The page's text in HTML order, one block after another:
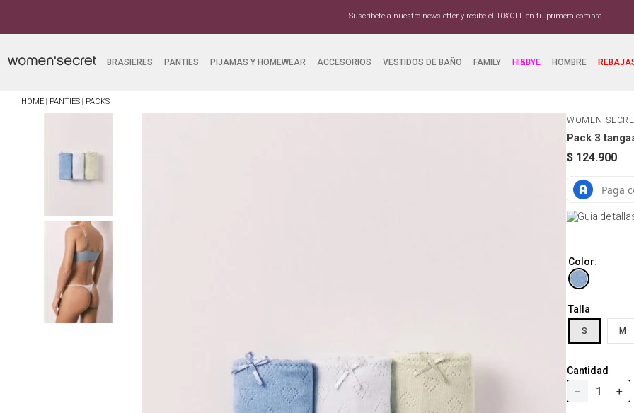
Suscríbete a nuestro newsletter y recibe el 10%OFF en tu primera compra
BRASIERES PANTIES PIJAMAS Y HOMEWEAR ACCESORIOS VESTIDOS DE BAÑO FAMILY HI&BYE HOMBRE
PANTIES PACKS
Pack 3
$ 124.900
Guia de
Color:
Talla
S M
Cantidad
＋
－